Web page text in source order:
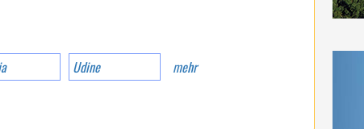
Udine
mehr
MIT EINER
MEERESFRONT VON